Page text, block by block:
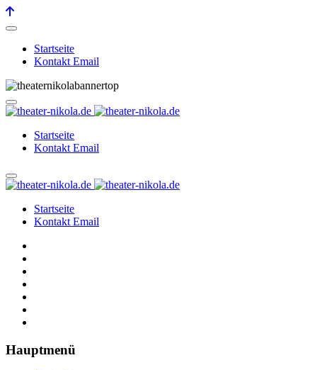
Startseite
Kontakt Email
Startseite
Kontakt Email
Startseite
Kontakt Email
Hauptmenü